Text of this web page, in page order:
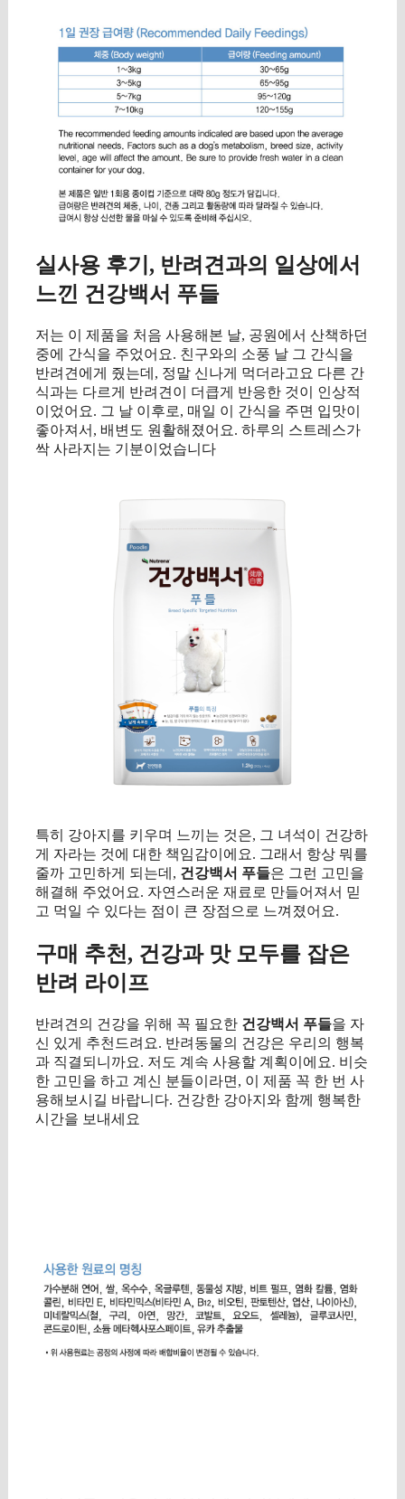
실사용 후기, 반려견과의 일상에서
느낀 건강백서 푸들
저는 이 제품을 처음 사용해본 날, 공원에서 산책하던
중에 간식을 주었어요. 친구와의 소풍 날 그 간식을
반려견에게 줬는데, 정말 신나게 먹더라고요 다른 간
식과는 다르게 반려견이 더큽게 반응한 것이 인상적
이었어요. 그 날 이후로, 매일 이 간식을 주면 입맛이
좋아져서, 배변도 원활해졌어요. 하루의 스트레스가
싹 사라지는 기분이었습니다
특히 강아지를 키우며 느끼는 것은, 그 녀석이 건강하
게 자라는 것에 대한 책임감이에요. 그래서 항상 뭐를
줄까 고민하게 되는데, 건강백서 푸들은 그런 고민을
해결해 주었어요. 자연스러운 재료로 만들어져서 믿
고 먹일 수 있다는 점이 큰 장점으로 느껴졌어요.
구매 추천, 건강과 맛 모두를 잡은
반려 라이프
반려견의 건강을 위해 꼭 필요한 건강백서 푸들을 자
신 있게 추천드려요. 반려동물의 건강은 우리의 행복
과 직결되니까요. 저도 계속 사용할 계획이에요. 비슷
한 고민을 하고 계신 분들이라면, 이 제품 꼭 한 번 사
용해보시길 바랍니다. 건강한 강아지와 함께 행복한
시간을 보내세요